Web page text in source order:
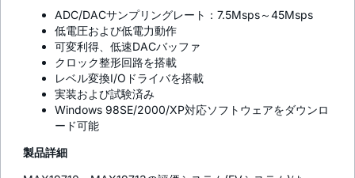
ADC/DACサンプリングレート：7.5Msps～45Msps
低電圧および低電力動作
可変利得、低速DACバッファ
クロック整形回路を搭載
レベル変換I/Oドライバを搭載
実装および試験済み
Windows 98SE/2000/XP対応ソフトウェアをダウンロ
ード可能
製品詳細